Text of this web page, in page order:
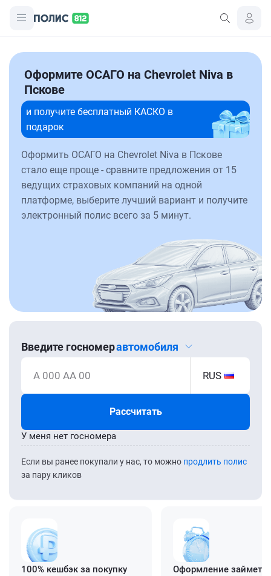
Оформите ОСАГО на Chevrolet Niva в
Пскове
и получите бесплатный КАСКО в
подарок
Оформить ОСАГО на Chevrolet Niva в Пскове
стало еще проще - сравните предложения от 15
ведущих страховых компаний на одной
платформе, выберите лучший вариант и получите
электронный полис всего за 5 минут.
Введите госномеравтомобиля
А 000 АА 00 RUS
Рассчитать
Если вы ранее покупали у нас, то можно продлить полис
за пару кликов
У меня нет госномера
100% кешбэк за покупку
Оформление займет